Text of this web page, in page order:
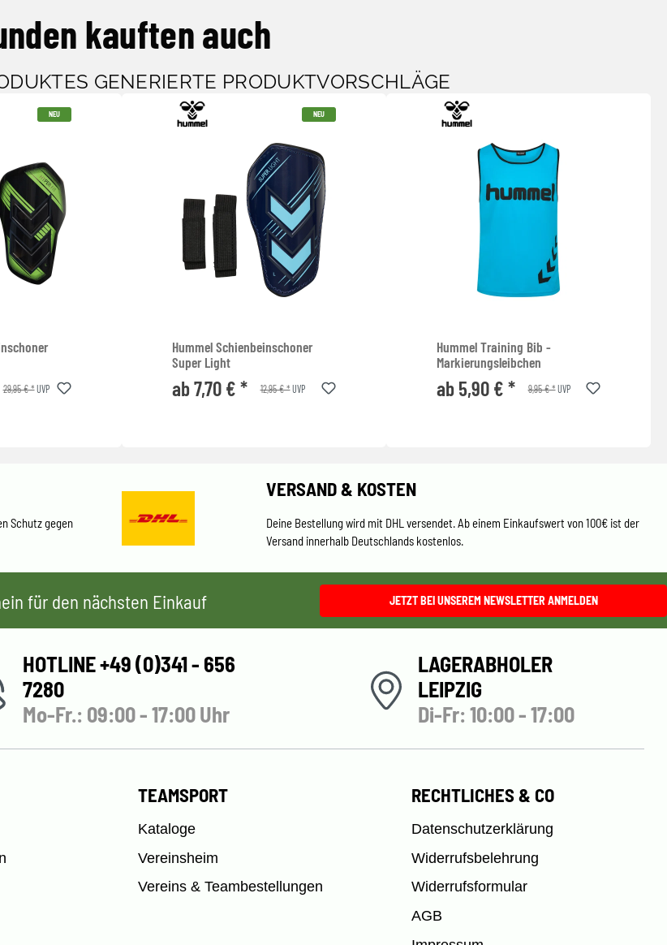
kauften auch
GENERIERTE PRODUKTVORSCHLÄGE
NEU
29,95 € *UVP
NEU
Hummel Schienbeinschoner
Super Light
ab 7,70 € * 12,95 € *UVP
Hummel Training Bib -
Markierungsleibchen
ab 5,90 € * 9,95 € *UVP
Schutz gegen
VERSAND & KOSTEN
Deine Bestellung wird mit DHL versendet. Ab einem Einkaufswert von 100€ ist der
Versand innerhalb Deutschlands kostenlos.
für den nächsten Einkauf JETZT BEI UNSEREM NEWSLETTER ANMELDEN
HOTLINE +49 (0)341 - 656
7280
Mo-Fr.: 09:00 - 17:00 Uhr
LAGERABHOLER
LEIPZIG
Di-Fr: 10:00 - 17:00
TEAMSPORT
Kataloge
Vereinsheim
Vereins & Teambestellungen
RECHTLICHES & CO
Datenschutzerklärung
Widerrufsbelehrung
Widerrufsformular
AGB